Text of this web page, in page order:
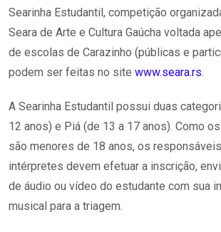
Searinha Estudantil, competição
Seara de Arte e Cultura Gaúcha voltada
de escolas de Carazinho (públicas e
podem ser feitas no site www.seara.rs
A Searinha Estudantil possui duas
12 anos) e Piá (de 13 a 17 anos). Como
são menores de 18 anos, os
intérpretes devem efetuar a inscrição,
de áudio ou vídeo do estudante com sua
musical para a triagem.